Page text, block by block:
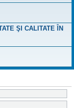
ŞI CALITATE ÎN